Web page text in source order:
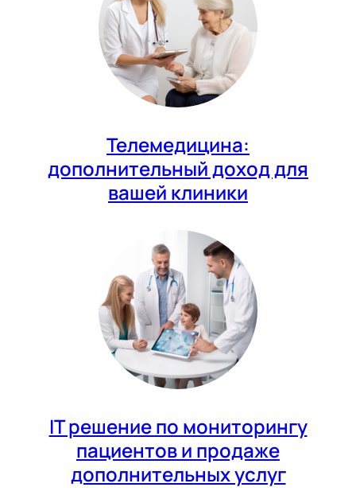
Телемедицина:
дополнительный доход для
вашей клиники
IT решение по мониторингу
пациентов и продаже
дополнительных услуг